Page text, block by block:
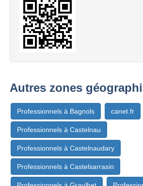
Autres zones
Professionnels à Bagnols canet.fr
Professionnels à Castelnau
Professionnels à Castelnaudary
Professionnels à Castelsarrasin